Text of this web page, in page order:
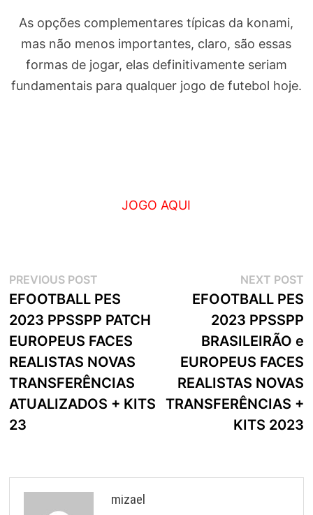
As opções complementares típicas da konami,
mas não menos importantes, claro, são essas
formas de jogar, elas definitivamente seriam
fundamentais para qualquer jogo de futebol hoje.
JOGO AQUI
Navegação
de
artigos
PREVIOUS POSTPrevious
post:
EFOOTBALL PES
2023 PPSSPP PATCH
EUROPEUS FACES
REALISTAS NOVAS
TRANSFERÊNCIAS
ATUALIZADOS + KITS
23
NEXT POST
EFOOTBALL PES
2023 PPSSPP
BRASILEIRÃO e
EUROPEUS FACES
REALISTAS NOVAS
TRANSFERÊNCIAS +
KITS 2023
mizael